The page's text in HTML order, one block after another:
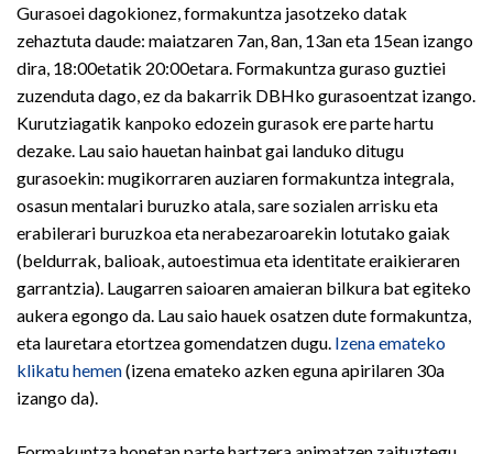
Gurasoei dagokionez, formakuntza jasotzeko datak
zehaztuta daude: maiatzaren 7an, 8an, 13an eta 15ean izango
dira, 18:00etatik 20:00etara. Formakuntza guraso guztiei
zuzenduta dago, ez da bakarrik DBHko gurasoentzat izango.
Kurutziagatik kanpoko edozein gurasok ere parte hartu
dezake. Lau saio hauetan hainbat gai landuko ditugu
gurasoekin: mugikorraren auziaren formakuntza integrala,
osasun mentalari buruzko atala, sare sozialen arrisku eta
erabilerari buruzkoa eta nerabezaroarekin lotutako gaiak
(beldurrak, balioak, autoestimua eta identitate eraikieraren
garrantzia). Laugarren saioaren amaieran bilkura bat egiteko
aukera egongo da. Lau saio hauek osatzen dute formakuntza,
eta lauretara etortzea gomendatzen dugu. Izena emateko
klikatu hemen(izena emateko azken eguna apirilaren 30a
izango da).